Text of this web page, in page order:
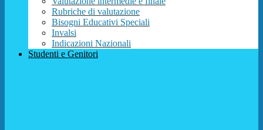
Rubriche di valutazione
Bisogni Educativi Speciali
Invalsi
Indicazioni Nazionali
Studenti e Genitori